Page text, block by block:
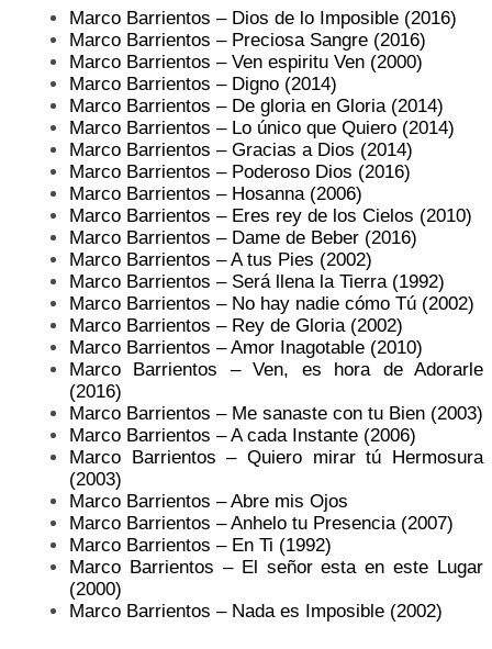
Marco Barrientos – Dios de lo Imposible (2016)
Marco Barrientos – Preciosa Sangre (2016)
Marco Barrientos – Ven espiritu Ven (2000)
Marco Barrientos – Digno (2014)
Marco Barrientos – De gloria en Gloria (2014)
Marco Barrientos – Lo único que Quiero (2014)
Marco Barrientos – Gracias a Dios (2014)
Marco Barrientos – Poderoso Dios (2016)
Marco Barrientos – Hosanna (2006)
Marco Barrientos – Eres rey de los Cielos (2010)
Marco Barrientos – Dame de Beber (2016)
Marco Barrientos – A tus Pies (2002)
Marco Barrientos – Será llena la Tierra (1992)
Marco Barrientos – No hay nadie cómo Tú (2002)
Marco Barrientos – Rey de Gloria (2002)
Marco Barrientos – Amor Inagotable (2010)
Marco Barrientos – Ven, es hora de Adorarle
(2016)
Marco Barrientos – Me sanaste con tu Bien (2003)
Marco Barrientos – A cada Instante (2006)
Marco Barrientos – Quiero mirar tú Hermosura
(2003)
Marco Barrientos – Abre mis Ojos
Marco Barrientos – Anhelo tu Presencia (2007)
Marco Barrientos – En Ti (1992)
Marco Barrientos – El señor esta en este Lugar
(2000)
Marco Barrientos – Nada es Imposible (2002)